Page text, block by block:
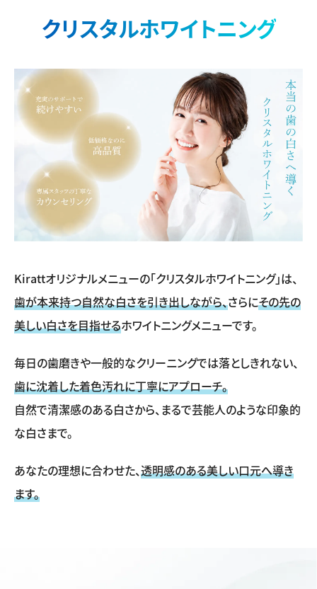
クリスタルホワイトニング
Kirattオリジナルメニューの「クリスタルホワイトニング」は、
歯が本来持つ自然な白さを引き出しながら、さらにその先の
美しい白さを目指せるホワイトニングメニューです。
毎日の歯磨きや一般的なクリーニングでは落としきれない、
歯に沈着した着色汚れに丁寧にアプローチ。
自然で清潔感のある白さから、まるで芸能人のような印象的
な白さまで。
あなたの理想に合わせた、透明感のある美しい口元へ導き
ます。